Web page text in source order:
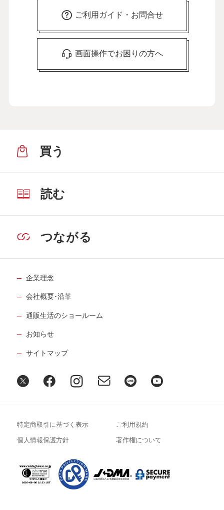
ご利用ガイド・お問合せ
画面操作でお困りの方へ
買う
読む
つながる
企業理念
会社概要･沿革
通販生活のショールーム
お知らせ
サイトマップ
特定商取引に基づく表示 ご利用規約
個人情報保護方針 著作権について